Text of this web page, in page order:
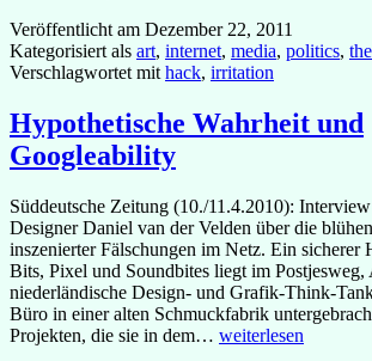
Hacking
als
soziale
Veröffentlicht am Dezember 22, 2011
Kategorisiert als art, internet, media, politics,
Verschlagwortet mit hack, irritation
Hypothetische Wahrheit und
Googleability
Süddeutsche Zeitung (10./11.4.2010):
Designer Daniel van der Velden über die
inszenierter Fälschungen im Netz. Ein sicherer
Bits, Pixel und Soundbites liegt im Postjesweg,
niederländische Design- und Grafik-Think-
Büro in einer alten Schmuckfabrik
Projekten, die sie in dem… Hypothetische
weiterlesen